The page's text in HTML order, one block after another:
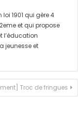
loi 1901 qui gère 4
et qui propose
l’éducation
jeunesse et
Troc de fringues